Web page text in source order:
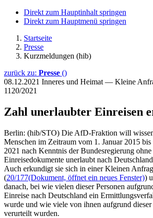
Direkt zum Hauptinhalt springen
Direkt zum Hauptmenü springen
Startseite
Presse
Kurzmeldungen (hib)
zurück zu: Presse ()
08.12.2021 Inneres und Heimat — Kleine
1120/2021
Zahl unerlaubter Einreisen
Berlin: (hib/STO) Die AfD-Fraktion will
Menschen im Zeitraum vom 1. Januar 2015
2021 nach Kenntnis der Bundesregierung
Einreisedokumente unerlaubt nach
Auch erkundigt sie sich in einer Kleinen
(20/177(Dokument, öffnet ein neues Fenster))
danach, bei wie vielen dieser Personen
Einreise nach Deutschland ein
wurde und wie viele von ihnen aufgrund
verurteilt wurden.